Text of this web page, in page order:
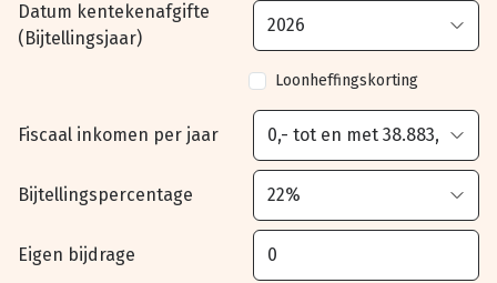
Datum kentekenafgifte
(Bijtellingsjaar)
Loonheffingskorting
Fiscaal inkomen per jaar
Bijtellingspercentage
Eigen bijdrage